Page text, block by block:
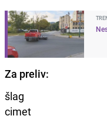
Za preliv:
šlag
cimet